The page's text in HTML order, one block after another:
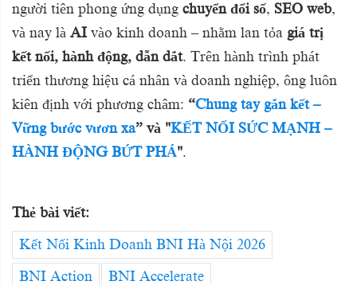
người tiên phong ứng dụng chuyển đổi số, SEO web,
và nay là AI vào kinh doanh – nhằm lan tỏa giá trị
kết nối, hành động, dẫn dắt. Trên hành trình phát
triển thương hiệu cá nhân và doanh nghiệp, ông luôn
kiên định với phương châm: “Chung tay gắn kết –
Vững bước vươn xa” và "KẾT NỐI SỨC MẠNH –
HÀNH ĐỘNG BỨT PHÁ".
Thẻ bài viết:
Kết Nối Kinh Doanh BNI Hà Nội 2026
BNI Action
BNI Accelerate